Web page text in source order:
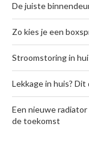
De juiste
Zo kies je een
Stroomstoring in
Lekkage in huis?
Een nieuwe
de toekomst